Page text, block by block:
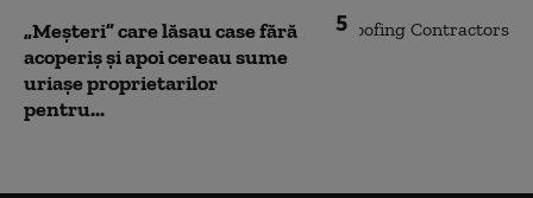
5
„Meșteri” care lăsau case fără
acoperiș și apoi cereau sume
uriașe proprietarilor
pentru...